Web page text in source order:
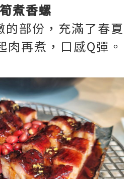
煮香螺
的部份，充滿了春夏
肉再煮，口感Q彈。